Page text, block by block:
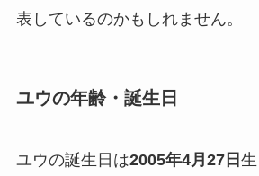
表しているのかもしれません。
ユウの年齢・誕生日
ユウの誕生日は2005年4月27日 生